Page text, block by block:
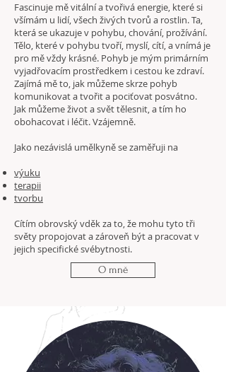
Fascinuje mě vitální a tvořivá energie, které si
všímám u lidí, všech živých tvorů a rostlin. Ta,
která se ukazuje v pohybu, chování, prožívání.
Tělo, které v pohybu tvoří, myslí, cítí, a vnímá je
pro mě vždy krásné. Pohyb je mým primárním
vyjadřovacím prostředkem i cestou ke zdraví.
Zajímá mě to, jak můžeme skrze pohyb
komunikovat a tvořit a pociťovat posvátno.
Jak můžeme život a svět tělesnit, a tím ho
obohacovat i léčit. Vzájemně.
Jako nezávislá umělkyně se zaměřuji na
výuku
terapii
tvorbu
Cítím obrovský vděk za to, že mohu tyto tři
světy propojovat a zároveň být a pracovat v
jejich specifické svébytnosti.
O mně